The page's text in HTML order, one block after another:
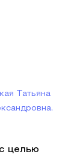
Татьяна
целью